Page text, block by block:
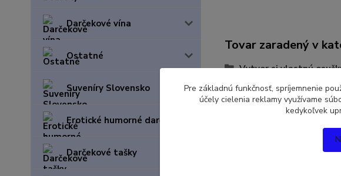
Darčekové vína
Ostatné
Suveníry Slovensko
Erotické humorné darčeky
Darčekové tašky
Tovar zaradený v
Vytvor si vlastnú
Pre základnú funkčnosť, spríjemnenie
účely cielenia reklamy využívame
kedykoľvek